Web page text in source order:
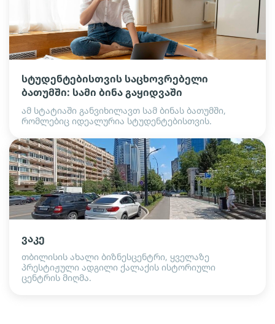
სტუდენტებისთვის საცხოვრებელი
ბათუმში: სამი ბინა გაყიდვაში
ამ სტატიაში განვიხილავთ სამ ბინას ბათუმში,
რომლებიც იდეალურია სტუდენტებისთვის.
ვაკე
თბილისის ახალი ბიზნესცენტრი, ყველაზე
პრესტიჟული ადგილი ქალაქის ისტორიული
ცენტრის მიღმა.